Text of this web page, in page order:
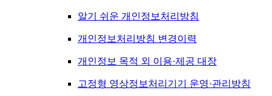
알기 쉬운 개인정보처리방침
개인정보처리방침 변경이력
개인정보 목적 외 이용·제공 대장
고정형 영상정보처리기기 운영·관리방침